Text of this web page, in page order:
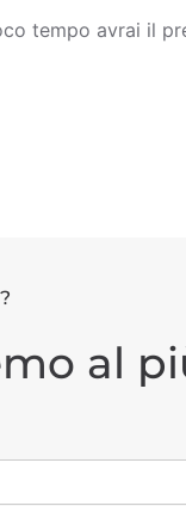
tempo avrai il
al